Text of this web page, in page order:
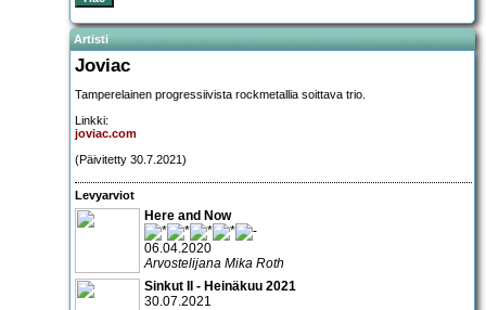
Artisti
Joviac
Tamperelainen progressiivista rockmetallia soittava trio.
Linkki:
joviac.com
(Päivitetty 30.7.2021)
Levyarviot
Here and Now
06.04.2020
Arvostelijana Mika Roth
Sinkut II - Heinäkuu 2021
30.07.2021